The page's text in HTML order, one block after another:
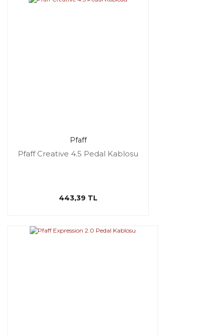
Pfaff
Pfaff Creative 4.5 Pedal Kablosu
443,39 TL